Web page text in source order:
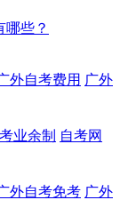
哪些？
外自考费用 广外
业余制 自考网
外自考免考 广外